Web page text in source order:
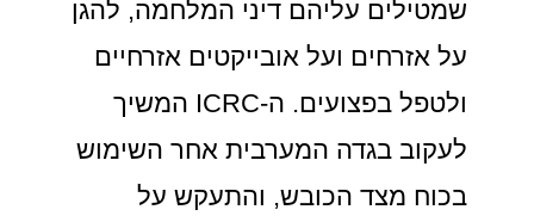
שמטילים עליהם דיני המלחמה, להגן
על אזרחים ועל אובייקטים אזרחיים
ולטפל בפצועים. ה-ICRC המשיך
לעקוב בגדה המערבית אחר השימוש
בכוח מצד הכובש, והתעקש על